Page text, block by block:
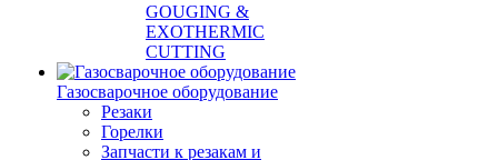
GOUGING &
EXOTHERMIC
CUTTING
Газосварочное оборудование
Резаки
Горелки
Запчасти к резакам и